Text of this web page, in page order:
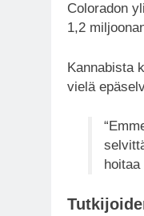
Coloradon
1,2
Kannabista
vielä